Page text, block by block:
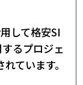
して格安SI
るプロジェ
ています。